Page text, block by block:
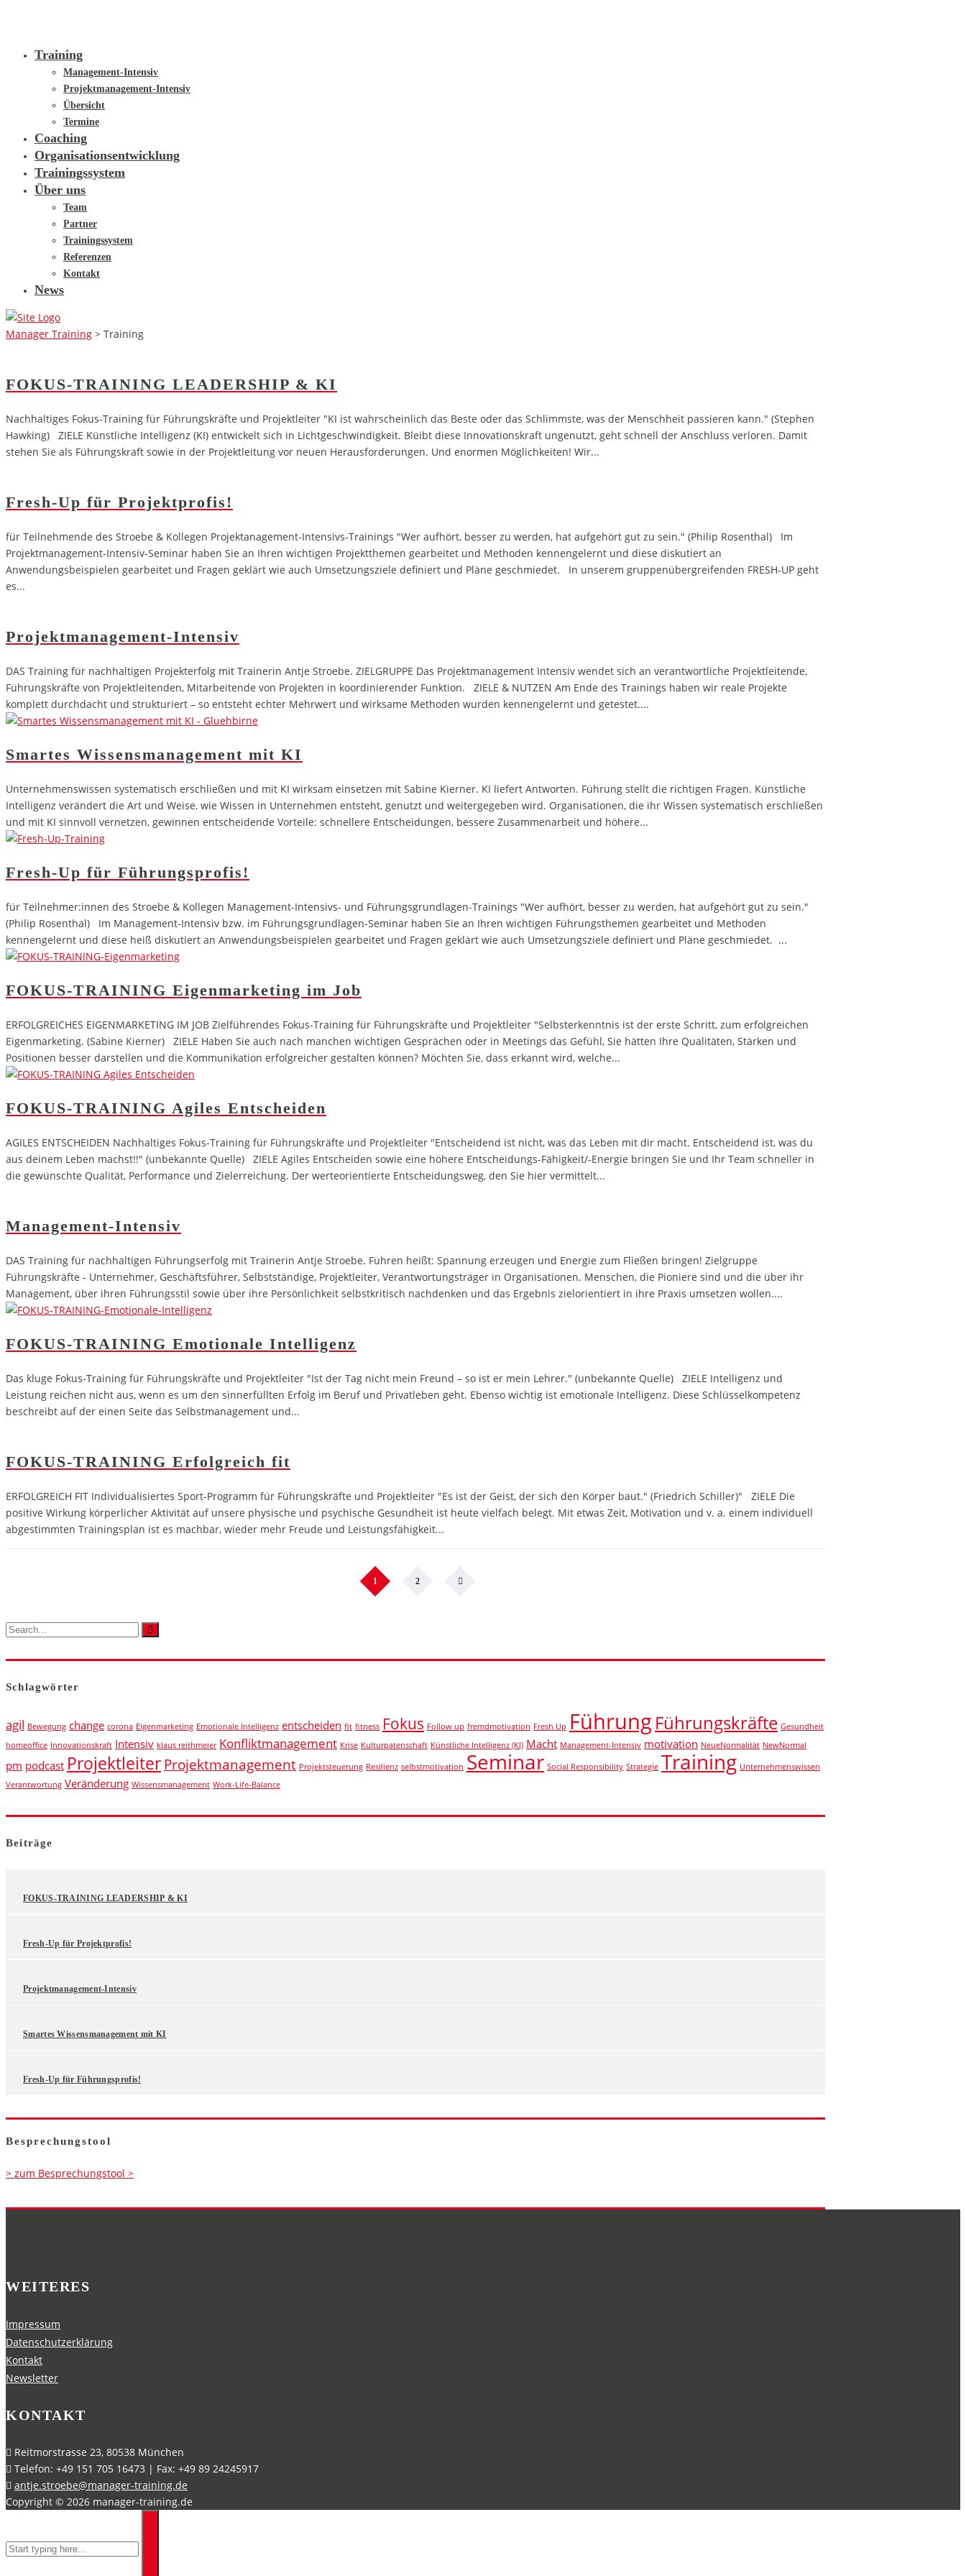
Training
Management-Intensiv
Projektmanagement-Intensiv
Übersicht
Termine
Coaching
Organisationsentwicklung
Trainingssystem
Über uns
Team
Partner
Trainingssystem
Referenzen
Kontakt
News
Manager Training > Training
FOKUS-TRAINING LEADERSHIP & KI
Nachhaltiges Fokus-Training für Führungskräfte und Projektleiter "KI ist wahrscheinlich das Beste oder das Schlimmste, was der Menschheit passieren kann." (Stephen
Hawking) ZIELE Künstliche Intelligenz (KI) entwickelt sich in Lichtgeschwindigkeit. Bleibt diese Innovationskraft ungenutzt, geht schnell der Anschluss verloren. Damit
stehen Sie als Führungskraft sowie in der Projektleitung vor neuen Herausforderungen. Und enormen Möglichkeiten! Wir...
Fresh-Up für Projektprofis!
für Teilnehmende des Stroebe & Kollegen Projektanagement-Intensivs-Trainings "Wer aufhört, besser zu werden, hat aufgehört gut zu sein." (Philip Rosenthal) Im
Projektmanagement-Intensiv-Seminar haben Sie an Ihren wichtigen Projektthemen gearbeitet und Methoden kennengelernt und diese diskutiert an
Anwendungsbeispielen gearbeitet und Fragen geklärt wie auch Umsetzungsziele definiert und Pläne geschmiedet. In unserem gruppenübergreifenden FRESH-UP geht
es...
Projektmanagement-Intensiv
DAS Training für nachhaltigen Projekterfolg mit Trainerin Antje Stroebe. ZIELGRUPPE Das Projektmanagement Intensiv wendet sich an verantwortliche Projektleitende,
Führungskräfte von Projektleitenden, Mitarbeitende von Projekten in koordinierender Funktion. ZIELE & NUTZEN Am Ende des Trainings haben wir reale Projekte
komplett durchdacht und strukturiert – so entsteht echter Mehrwert und wirksame Methoden wurden kennengelernt und getestet....
Smartes Wissensmanagement mit KI
Unternehmenswissen systematisch erschließen und mit KI wirksam einsetzen mit Sabine Kierner. KI liefert Antworten. Führung stellt die richtigen Fragen. Künstliche
Intelligenz verändert die Art und Weise, wie Wissen in Unternehmen entsteht, genutzt und weitergegeben wird. Organisationen, die ihr Wissen systematisch erschließen
und mit KI sinnvoll vernetzen, gewinnen entscheidende Vorteile: schnellere Entscheidungen, bessere Zusammenarbeit und höhere...
Fresh-Up für Führungsprofis!
für Teilnehmer:innen des Stroebe & Kollegen Management-Intensivs- und Führungsgrundlagen-Trainings "Wer aufhört, besser zu werden, hat aufgehört gut zu sein."
(Philip Rosenthal) Im Management-Intensiv bzw. im Führungsgrundlagen-Seminar haben Sie an Ihren wichtigen Führungsthemen gearbeitet und Methoden
kennengelernt und diese heiß diskutiert an Anwendungsbeispielen gearbeitet und Fragen geklärt wie auch Umsetzungsziele definiert und Pläne geschmiedet. ...
FOKUS-TRAINING Eigenmarketing im Job
ERFOLGREICHES EIGENMARKETING IM JOB Zielführendes Fokus-Training für Führungskräfte und Projektleiter "Selbsterkenntnis ist der erste Schritt, zum erfolgreichen
Eigenmarketing. (Sabine Kierner) ZIELE Haben Sie auch nach manchen wichtigen Gesprächen oder in Meetings das Gefühl, Sie hätten Ihre Qualitäten, Stärken und
Positionen besser darstellen und die Kommunikation erfolgreicher gestalten können? Möchten Sie, dass erkannt wird, welche...
FOKUS-TRAINING Agiles Entscheiden
AGILES ENTSCHEIDEN Nachhaltiges Fokus-Training für Führungskräfte und Projektleiter "Entscheidend ist nicht, was das Leben mit dir macht. Entscheidend ist, was du
aus deinem Leben machst!!" (unbekannte Quelle) ZIELE Agiles Entscheiden sowie eine höhere Entscheidungs-Fähigkeit/-Energie bringen Sie und Ihr Team schneller in
die gewünschte Qualität, Performance und Zielerreichung. Der werteorientierte Entscheidungsweg, den Sie hier vermittelt...
Management-Intensiv
DAS Training für nachhaltigen Führungserfolg mit Trainerin Antje Stroebe. Führen heißt: Spannung erzeugen und Energie zum Fließen bringen! Zielgruppe
Führungskräfte - Unternehmer, Geschäftsführer, Selbstständige, Projektleiter, Verantwortungsträger in Organisationen. Menschen, die Pioniere sind und die über ihr
Management, über ihren Führungsstil sowie über ihre Persönlichkeit selbstkritisch nachdenken und das Ergebnis zielorientiert in ihre Praxis umsetzen wollen....
FOKUS-TRAINING Emotionale Intelligenz
Das kluge Fokus-Training für Führungskräfte und Projektleiter "Ist der Tag nicht mein Freund – so ist er mein Lehrer." (unbekannte Quelle) ZIELE Intelligenz und
Leistung reichen nicht aus, wenn es um den sinnerfüllten Erfolg im Beruf und Privatleben geht. Ebenso wichtig ist emotionale Intelligenz. Diese Schlüsselkompetenz
beschreibt auf der einen Seite das Selbstmanagement und...
FOKUS-TRAINING Erfolgreich fit
ERFOLGREICH FIT Individualisiertes Sport-Programm für Führungskräfte und Projektleiter "Es ist der Geist, der sich den Körper baut." (Friedrich Schiller)" ZIELE Die
positive Wirkung körperlicher Aktivität auf unsere physische und psychische Gesundheit ist heute vielfach belegt. Mit etwas Zeit, Motivation und v. a. einem individuell
abgestimmten Trainingsplan ist es machbar, wieder mehr Freude und Leistungsfähigkeit...
1 2
Schlagwörter
agil Bewegung change corona Eigenmarketing Emotionale Intelligenz entscheiden fit fitness Fokus Follow up fremdmotivation Fresh Up FührungFührungskräfte Gesundheit
homeoffice Innovationskraft Intensiv klaus reithmeier Konfliktmanagement Krise Kulturpatenschaft Künstliche Intelligenz (KI) Macht Management-Intensiv motivation NeueNormalität NewNormal
pm podcast ProjektleiterProjektmanagement Projektsteuerung Resilienz selbstmotivation Seminar Social Responsibility Strategie Training Unternehmenswissen
Verantwortung Veränderung Wissensmanagement Work-Life-Balance
Beiträge
FOKUS-TRAINING LEADERSHIP & KI
Fresh-Up für Projektprofis!
Projektmanagement-Intensiv
Smartes Wissensmanagement mit KI
Fresh-Up für Führungsprofis!
Besprechungstool
> zum Besprechungstool >
WEITERES
Impressum
Datenschutzerklärung
Kontakt
Newsletter
KONTAKT
Reitmorstrasse 23, 80538 München
Telefon: +49 151 705 16473 | Fax: +49 89 24245917
antje.stroebe@manager-training.de
Copyright © 2026 manager-training.de